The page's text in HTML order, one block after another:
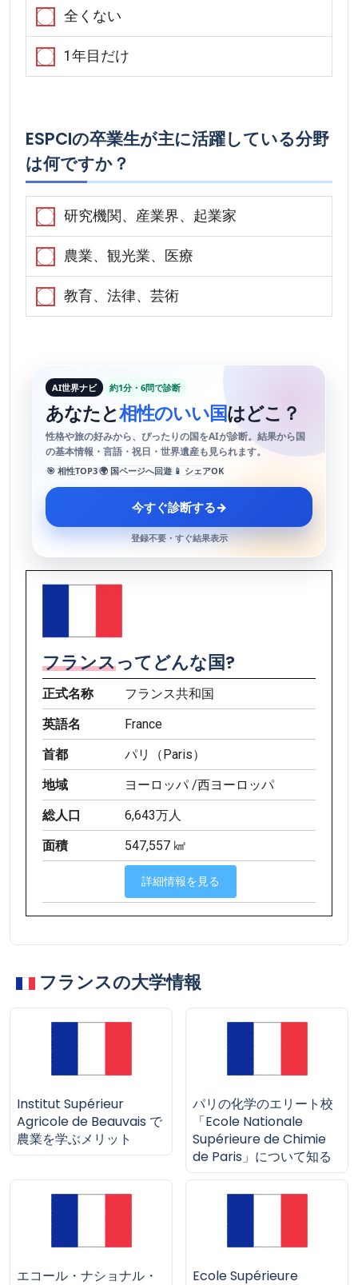
全くない
1年目だけ
ESPCIの卒業生が主に活躍している分野
は何ですか？
研究機関、産業界、起業家
農業、観光業、医療
教育、法律、芸術
AI世界ナビ 約1分・6問で診断
あなたと相性のいい国はどこ？
性格や旅の好みから、ぴったりの国をAIが診断。結果から国
の基本情報・言語・祝日・世界遺産も見られます。
🎯 相性TOP3🌍 国ページへ回遊 📱 シェアOK
今すぐ診断する→
登録不要・すぐ結果表示
フランスってどんな国?
正式名称
フランス共和国
英語名
France
首都
パリ（Paris）
地域
ヨーロッパ /西ヨーロッパ
総人口
6,643万人
面積
547,557 ㎢
詳細情報を見る
フランスの大学情報
Institut Supérieur
Agricole de Beauvais で
農業を学ぶメリット
パリの化学のエリート校
「Ecole Nationale
Supérieure de Chimie
de Paris」について知る
エコール・ナショナル・
Ecole Supérieure